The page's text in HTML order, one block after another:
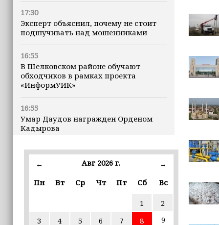
17:30
Эксперт объяснил, почему не стоит
подшучивать над мошенниками
16:55
В Шелковском районе обучают
обходчиков в рамках проекта
«ИнформУИК»
16:55
Умар Даудов награжден Орденом
Кадырова
16:34
Росгвардейцы провели урок
детского лагеря «Майралла»
Дмитрий Чернышенко: Внутренний
← Авг 2026 г.
→
Пн
Вт Ср Чт Пт Сб Вс
1
2
3
4 5 6 7 8
9